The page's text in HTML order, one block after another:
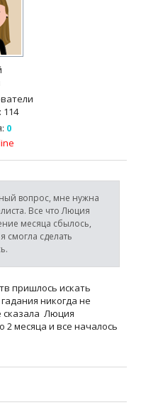
114
0
вопрос, мне нужна
Все что Люция
месяца сбылось,
смогла сделать
пришлось искать
никогда не
сказала Люция
2 месяца и все началось